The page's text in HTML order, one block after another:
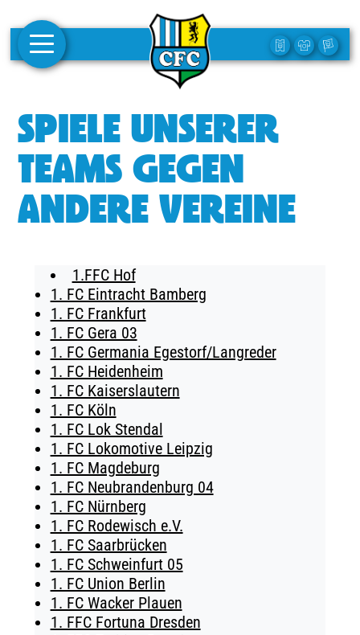
1. MANNSCHAFT
FRAUEN
CAMPUS
CLUBMITGLIEDSCHAFT
BUSINESS
SÜDKURVE
TICKETING
SPIELE UNSERER
TEAMS GEGEN
ANDERE VEREINE
1.FFC Hof
1. FC Eintracht Bamberg
1. FC Frankfurt
1. FC Gera 03
1. FC Germania Egestorf/Langreder
1. FC Heidenheim
1. FC Kaiserslautern
1. FC Köln
1. FC Lok Stendal
1. FC Lokomotive Leipzig
1. FC Magdeburg
1. FC Neubrandenburg 04
1. FC Nürnberg
1. FC Rodewisch e.V.
1. FC Saarbrücken
1. FC Schweinfurt 05
1. FC Union Berlin
1. FC Wacker Plauen
1. FFC Fortuna Dresden